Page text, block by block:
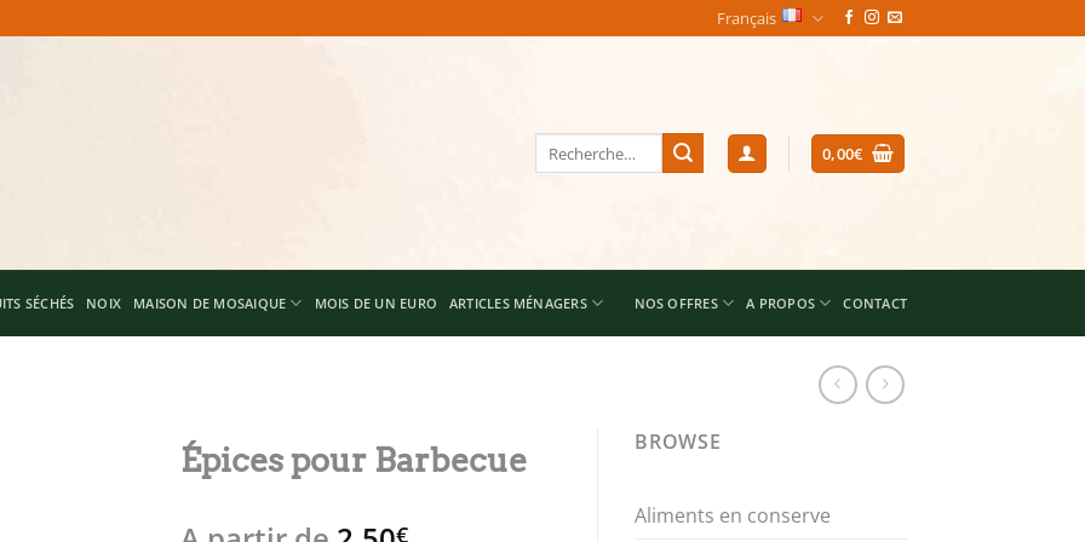
Français
Recherche
pour :
0,00€
SÉCHÉS NOIX MAISON DE MOSAIQUE MOIS DE UN EURO ARTICLES MÉNAGERS NOS OFFRES A PROPOS CONTACT
Épices pour Barbecue
€
BROWSE
Aliments en conserve